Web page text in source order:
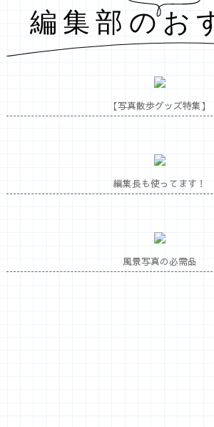
【写真散歩グッズ特集】
編集長も使ってます！
風景写真の必需品